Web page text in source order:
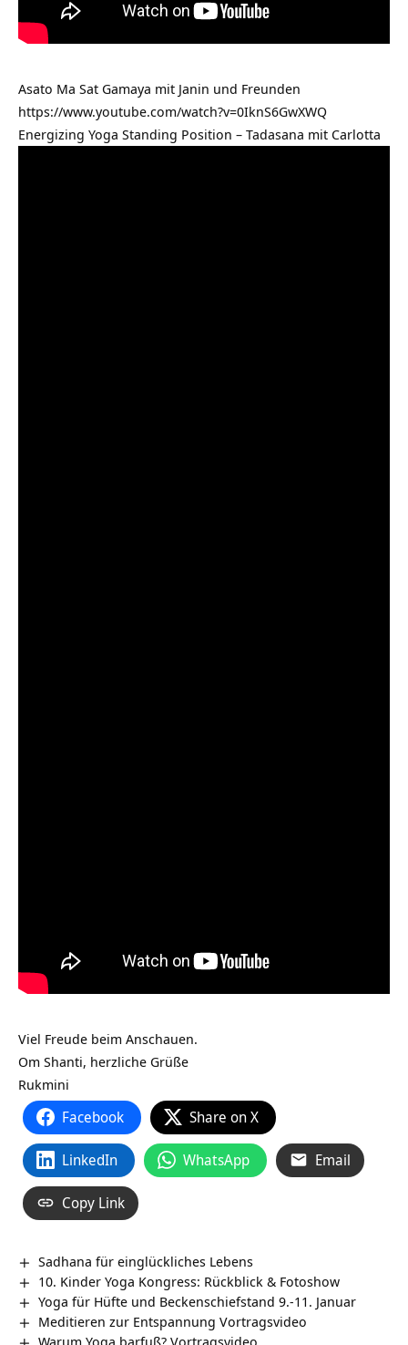
Asato Ma Sat Gamaya mit Janin und Freunden
https://www.youtube.com/watch?v=0IknS6GwXWQ
Energizing Yoga Standing Position – Tadasana mit Carlotta
Viel Freude beim Anschauen.
Om Shanti, herzliche Grüße
Rukmini
Facebook Share on X
LinkedIn WhatsApp Email
Copy Link
Sadhana für einglückliches Lebens
10. Kinder Yoga Kongress: Rückblick & Fotoshow
Yoga für Hüfte und Beckenschiefstand 9.-11. Januar
Meditieren zur Entspannung Vortragsvideo
Warum Yoga barfuß? Vortragsvideo